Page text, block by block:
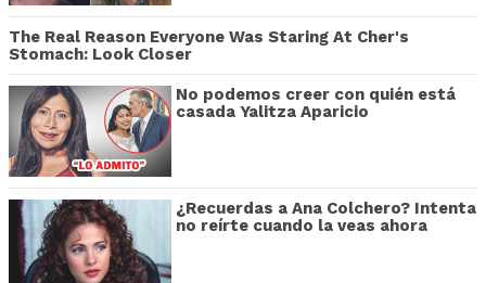
The Real Reason Everyone Was Staring At Cher's
Stomach: Look Closer
No podemos creer con quién está
casada Yalitza Aparicio
¿Recuerdas a Ana Colchero? Intenta
no reírte cuando la veas ahora